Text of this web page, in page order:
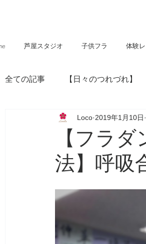
芦屋スタジオ 子供フラ 体験
全ての記事 【日々のつれづれ】
【photography 】 【poem】
【フラ
法】呼吸
Loco 2019年1月10日